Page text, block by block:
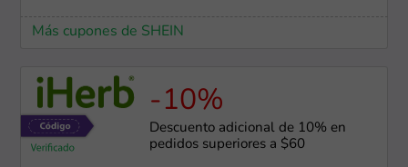
Más cupones de SHEIN
-10%
Descuento adicional de 10% en
pedidos superiores a $60